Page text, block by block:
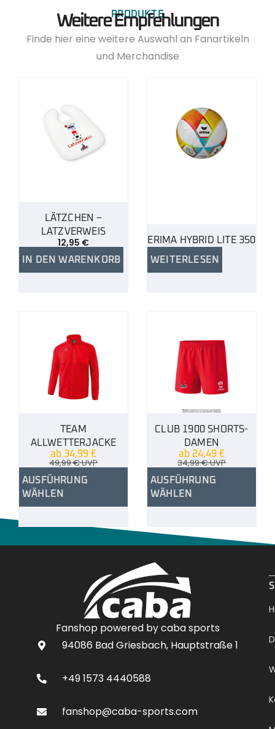
PRODUKTE
Weitere Empfehlungen
Finde hier eine weitere Auswahl an Fanartikeln
und Merchandise
LÄTZCHEN –
LATZVERWEIS
12,95 €
IN DEN WARENKORB
ERIMA HYBRID LITE 350
WEITERLESEN
TEAM
ALLWETTERJACKE
ab 34,99 €
49,99€UVP
AUSFÜHRUNG
WÄHLEN
CLUB 1900 SHORTS-
DAMEN
ab 24,49 €
34,99€UVP
AUSFÜHRUNG
WÄHLEN
Fanshop powered by caba sports
94086 Bad Griesbach, Hauptstraße 1
+49 1573 4440588
fanshop@caba-sports.com